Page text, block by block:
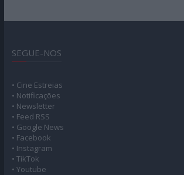
SEGUE-NOS
• Cine Estreias
• Notificações
• Newsletter
• Feed RSS
• Google News
• Facebook
• Instagram
• TikTok
• Youtube